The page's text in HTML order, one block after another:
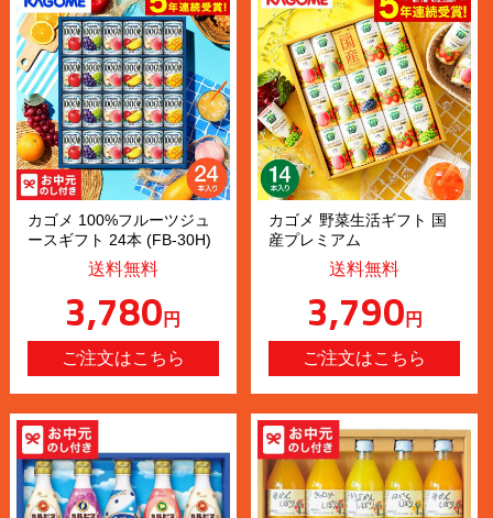
カゴメ 100%フルーツジュ
ースギフト 24本 (FB-30H)
送料無料
3,780円
カゴメ 野菜生活ギフト 国
産プレミアム
送料無料
3,790円